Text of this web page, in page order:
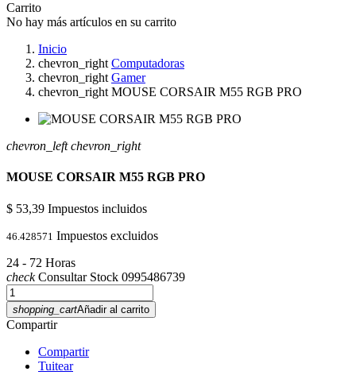
Carrito
No hay más artículos en su carrito
Inicio
chevron_right Computadoras
chevron_right Gamer
chevron_right MOUSE CORSAIR M55 RGB PRO
chevron_left chevron_right
MOUSE CORSAIR M55 RGB PRO
$ 53,39 Impuestos incluidos
46.428571 Impuestos excluidos
24 - 72 Horas
checkConsultar Stock 0995486739
shopping_cartAñadir al carrito
Compartir
Compartir
Tuitear